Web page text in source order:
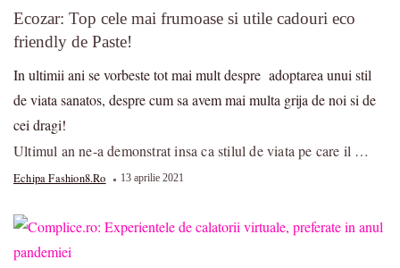
Ecozar: Top cele mai frumoase si utile cadouri eco
friendly de Paste!
In ultimii ani se vorbeste tot mai mult despre adoptarea unui stil
de viata sanatos, despre cum sa avem mai multa grija de noi si de
cei dragi!
Ultimul an ne-a demonstrat insa ca stilul de viata pe care il …
Echipa Fashion8.ro 13 aprilie 2021